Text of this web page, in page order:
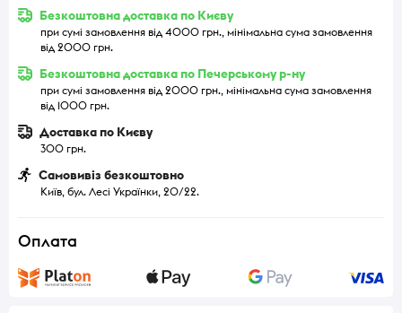
Безкоштовна доставка по Києву
при сумі замовлення від 4000 грн., мінімальна сума замовлення
від 2000 грн.
Безкоштовна доставка по Печерському р-ну
при сумі замовлення від 2000 грн., мінімальна сума замовлення
від 1000 грн.
Доставка по Києву
300 грн.
Самовивіз безкоштовно
Київ, бул. Лесі Українки, 20/22.
Оплата